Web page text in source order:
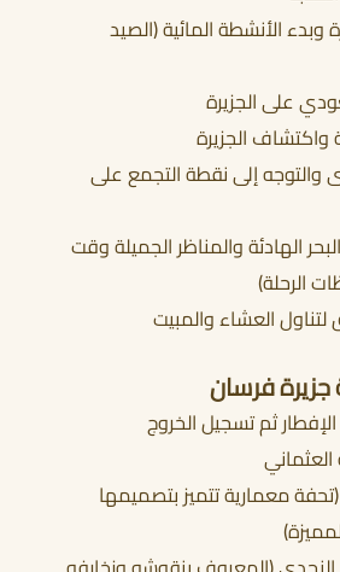
وبدء الأنشطة المائية (الصيد
على الجزيرة
الجزيرة
والتوجه إلى نقطة التجمع على
الهادئة والمناظر الجميلة وقت
الرحلة)
لتناول العشاء والمبيت
جزيرة فرسان
ثم تسجيل الخروج
العثماني
(تحفة معمارية تتميز بتصميمها